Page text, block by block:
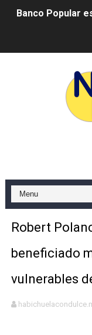
Osiris de León
DGPCF: 55
Operativo
MICM y
Bienes
Residentes en
El magistrado
Robert
beneficiado
vulnerables